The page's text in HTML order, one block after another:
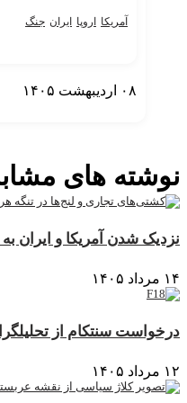
آمریکا اروپا ایران جنگ
۰۸ اردیبهشت ۱۴۰۵
نوشته های
نزدیک شدن آمریکا و ایران به
۱۴ مرداد ۱۴۰۵
درخواست سنتکام از
۱۲ مرداد ۱۴۰۵